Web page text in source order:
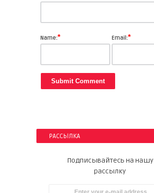
Name:* Email:*
РАССЫЛКА
Подписывайтесь на нашу
рассылку